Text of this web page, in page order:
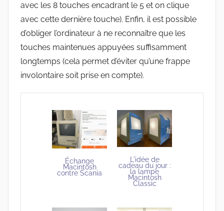
avec les 8 touches encadrant le 5 et on clique
avec cette dernière touche). Enfin, il est possible
d’obliger l’ordinateur à ne reconnaître que les
touches maintenues appuyées suffisamment
longtemps (cela permet d’éviter qu’une frappe
involontaire soit prise en compte).
Échange
Macintosh
contre Scania
L'idée de
cadeau du jour :
la lampe
Macintosh
Classic